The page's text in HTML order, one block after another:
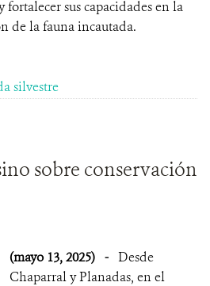
sus capacidades en la
de la fauna incautada.
silvestre
sobre conservación
(mayo 13, 2025) - Desde
Chaparral y Planadas, en el